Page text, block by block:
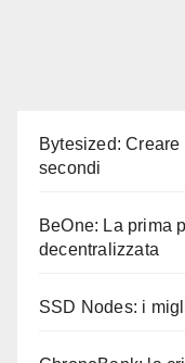
Bytesized:
secondi
BeOne: La prima
decentralizzata
SSD Nodes: i